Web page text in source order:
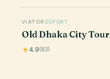
VIATOR SOFORT
Old Dhaka City Tour
4.9(83)